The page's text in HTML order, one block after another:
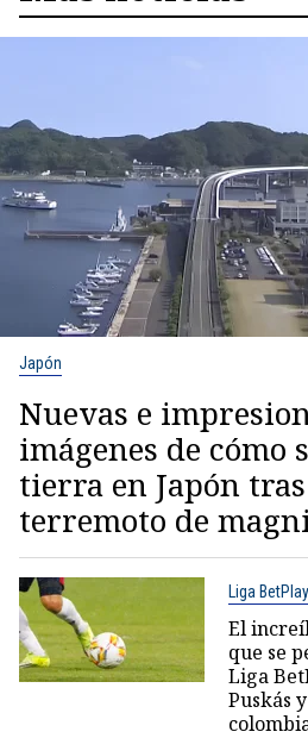
Japón
Nuevas e
imágenes de cómo
tierra en Japón
terremoto de
Liga
El
que se
Liga
Puskás